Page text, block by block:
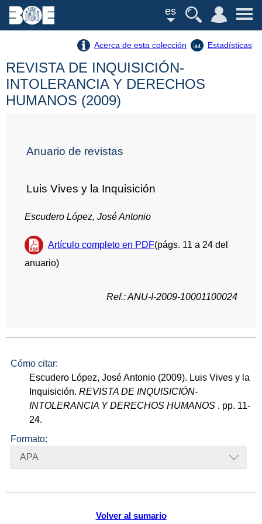
es
Acerca de esta colección Estadísticas
Volver al sumario
REVISTA DE INQUISICIÓN-
INTOLERANCIA Y DERECHOS
HUMANOS (2009)
Anuario de revistas
Luis Vives y la Inquisición
Escudero López, José Antonio
Artículo completo en PDF(págs. 11 a 24 del
anuario)
Ref.: ANU-I-2009-10001100024
Cómo citar:
Escudero López, José Antonio (2009). Luis Vives y la
Inquisición.REVISTA DE INQUISICIÓN-
INTOLERANCIA Y DERECHOS HUMANOS . pp. 11-
24.
Formato:
APA